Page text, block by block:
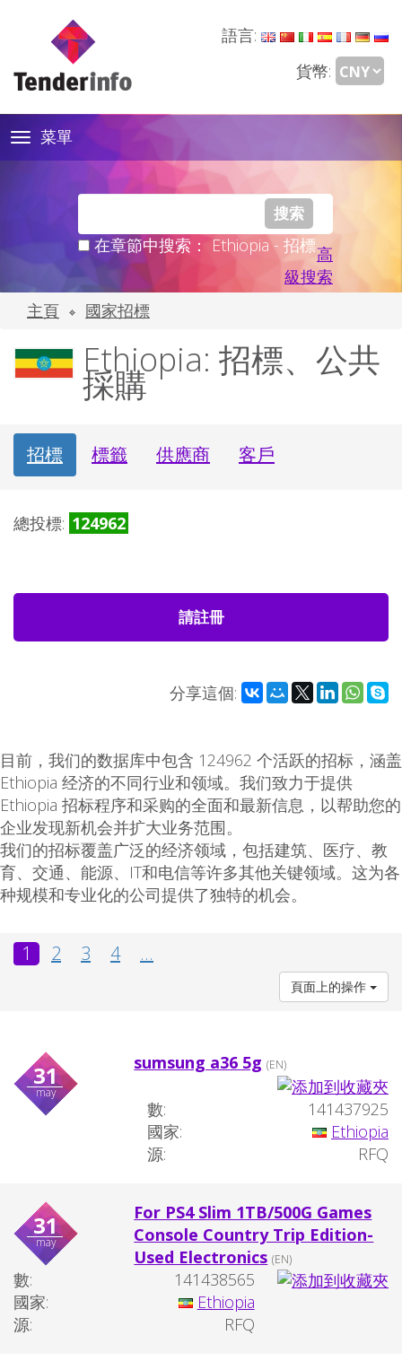
語言:
貨幣:
Toggle
navigation
菜單
在章節中搜索： Ethiopia - 招標高
級搜索
主頁
國家招標
Ethiopia: 招標、公共
採購
招標 標籤 供應商 客戶
總投標: 124962
請註冊
分享這個:
目前，我们的数据库中包含 124962 个活跃的招标，涵盖
Ethiopia 经济的不同行业和领域。我们致力于提供
Ethiopia 招标程序和采购的全面和最新信息，以帮助您的
企业发现新机会并扩大业务范围。
我们的招标覆盖广泛的经济领域，包括建筑、医疗、教
育、交通、能源、IT和电信等许多其他关键领域。这为各
种规模和专业化的公司提供了独特的机会。
1 2 3 4 ...
頁面上的操作
31
may
sumsung a36 5g (EN)
數:
141437925
國家:
Ethiopia
源:
RFQ
31
may
For PS4 Slim 1TB/500G Games
Console Country Trip Edition-
Used Electronics (EN)
數:
141438565
國家:
Ethiopia
源:
RFQ